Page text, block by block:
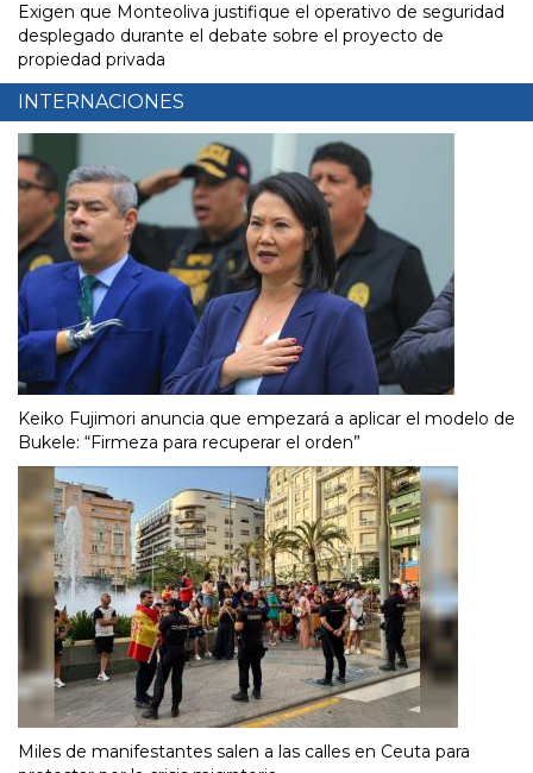
Exigen que Monteoliva justifique el operativo de seguridad
desplegado durante el debate sobre el proyecto de
propiedad privada
INTERNACIONES
Keiko Fujimori anuncia que empezará a aplicar el modelo de
Bukele: “Firmeza para recuperar el orden”
Miles de manifestantes salen a las calles en Ceuta para